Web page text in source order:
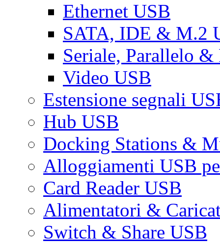
Ethernet USB
SATA, IDE & M.2
Seriale, Parallelo &
Video USB
Estensione segnali
Hub USB
Docking Stations &
Alloggiamenti USB
Card Reader USB
Alimentatori &
Switch & Share USB